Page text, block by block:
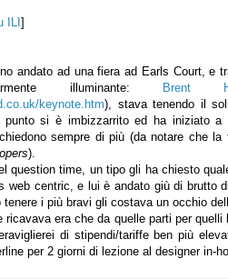
]
andato ad una fiera ad Earls Court,
illuminante:
Brent
keynote.htm), stava tenendo il
si è imbizzarrito ed ha iniziato a
sempre di più (da notare che
).
question time, un tipo gli ha chiesto
web centric, e lui è andato giù di brutto
i più bravi gli costava un occhio
ricavava era che da quelle parti per
di stipendi/tariffe ben più
per 2 giorni di lezione al designer in-